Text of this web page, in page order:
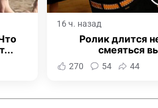
16 ч. назад
Ролик длится
смеяться
270 54 44